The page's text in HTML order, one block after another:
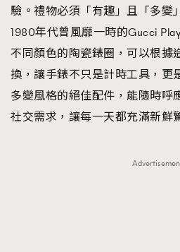
驗。禮物必須「有趣」且「多變
1980年代曾風靡一時的Gucci
不同顏色的陶瓷錶圈，可以根據
換，讓手錶不只是計時工具，更
多變風格的絕佳配件，能隨時呼
社交需求，讓每一天都充滿新鮮